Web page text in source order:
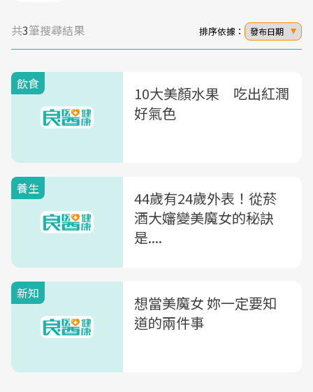
共3筆搜尋結果 排序依據： 發布日期
飲食
10大美顏水果 吃出紅潤
好氣色
養生
44歲有24歲外表！從菸
酒大嬸變美魔女的秘訣
是....
新知
想當美魔女 妳一定要知
道的兩件事